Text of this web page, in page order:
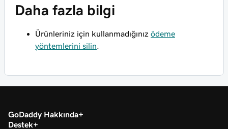
Daha fazla bilgi
Ürünleriniz için kullanmadığınız ödeme
yöntemlerini silin
GoDaddy Hakkında
Destek